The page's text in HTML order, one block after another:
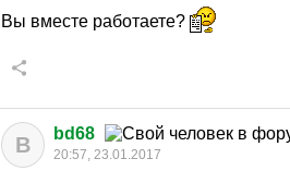
Вы вместе работаете?
B bd68
20:57, 23.01.2017